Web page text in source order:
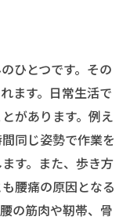
ひとつです。その
ます。日常生活で
があります。例え
同じ姿勢で作業を
す。また、歩き方
腰痛の原因となる
の筋肉や靭帯、骨